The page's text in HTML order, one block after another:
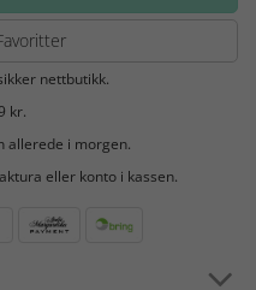
nettbutikk.
kr.
allerede i morgen.
eller konto i kassen.